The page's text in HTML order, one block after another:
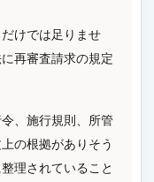
けでは足りませ
再審査請求の規定
、施行規則、所管
の根拠がありそう
理されていること